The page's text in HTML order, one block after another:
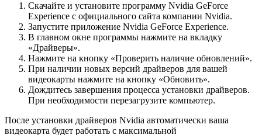
Скачайте и установите программу Nvidia GeForce
Experience с официального сайта компании Nvidia.
Запустите приложение Nvidia GeForce Experience.
В главном окне программы нажмите на вкладку
«Драйверы».
Нажмите на кнопку «Проверить наличие обновлений».
При наличии новых версий драйверов для вашей
видеокарты нажмите на кнопку «Обновить».
Дождитесь завершения процесса установки драйверов.
При необходимости перезагрузите компьютер.
После установки драйверов Nvidia автоматически ваша
видеокарта будет работать с максимальной